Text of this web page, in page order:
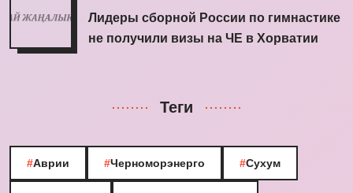
Лидеры сборной России по гимнастике
не получили визы на ЧЕ в Хорватии
Теги
#Аврии #Черноморэнерго #Сухум